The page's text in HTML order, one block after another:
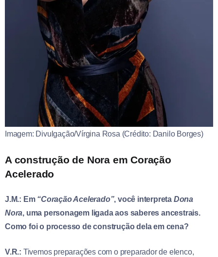
Imagem: Divulgação/Vírgina Rosa (Crédito: Danilo Borges)
A construção de Nora em Coração
Acelerado
J.M.: Em “Coração Acelerado”, você interpreta Dona
Nora, uma personagem ligada aos saberes ancestrais.
Como foi o processo de construção dela em cena?
V.R.: Tivemos preparações com o preparador de elenco,